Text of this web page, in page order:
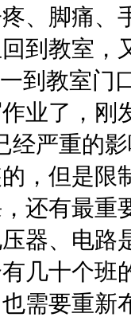
、脚痛、
到教室，
到教室门
业了，刚
经严重的
，但是限
还有最重
器、电路
几十个班
需要重新